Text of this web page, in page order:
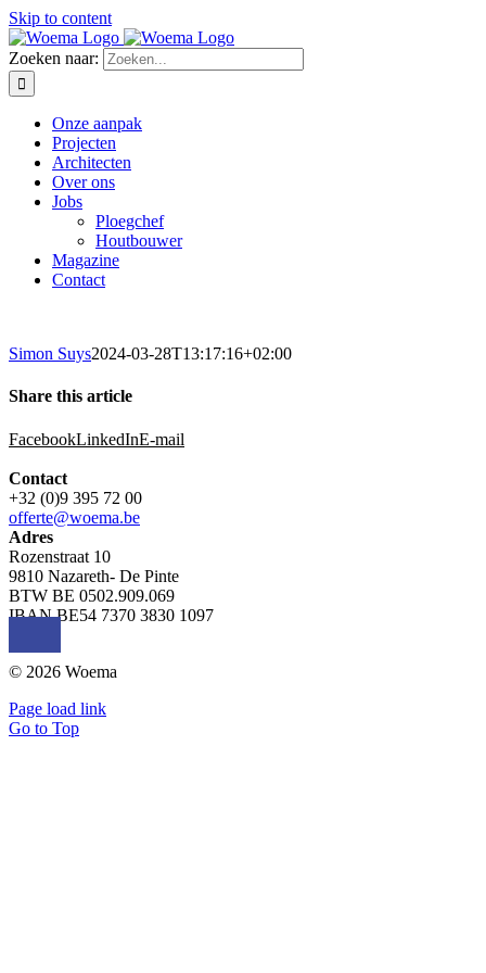
Skip to content
Zoeken naar:
Onze aanpak
Projecten
Architecten
Over ons
Jobs
Ploegchef
Houtbouwer
Magazine
Contact
Simon Suys2024-03-28T13:17:16+02:00
Share this article
FacebookLinkedInE-mail
Contact
+32 (0)9 395 72 00
offerte@woema.be
Adres
Rozenstraat 10
9810 Nazareth- De Pinte
BTW BE 0502.909.069
IBAN BE54 7370 3830 1097
© 2026 Woema
Page load link
Go to Top